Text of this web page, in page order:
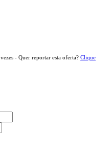
vezes - Quer reportar esta oferta? Clique